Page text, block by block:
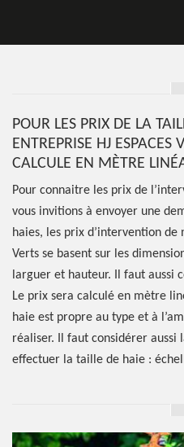
POUR LES PRIX DE LA
ENTREPRISE HJ ESPACES
CALCULE EN MÈTRE
Pour connaitre les prix de
vous invitions à envoyer une
haies, les prix d’intervention de
Verts se basent sur les
larguer et hauteur. Il faut aussi
Le prix sera calculé en mètre
haie est propre au type et à
réaliser. Il faut considérer
effectuer la taille de haie :